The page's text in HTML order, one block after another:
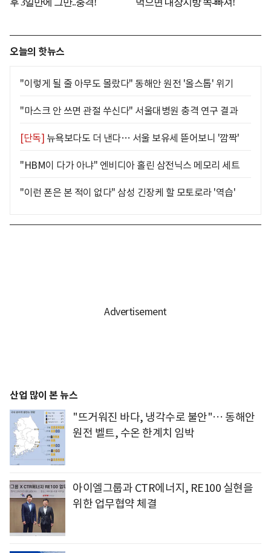
오늘의 핫뉴스
"이렇게 될 줄 아무도 몰랐다" 동해안 원전 '올스톱' 위기
"마스크 안 쓰면 관절 쑤신다" 서울대병원 충격 연구 결과
[단독] 뉴욕보다도 더 낸다… 서울 보유세 뜯어보니 '깜짝'
"HBM이 다가 아냐" 엔비디아 홀린 삼전닉스 메모리 세트
"이런 폰은 본 적이 없다" 삼성 긴장케 할 모토로라 '역습'
산업 많이 본 뉴스
"뜨거워진 바다, 냉각수로 불안"… 동해안
원전 벨트, 수온 한계치 임박
아이엘그룹과 CTR에너지, RE100 실현을
위한 업무협약 체결